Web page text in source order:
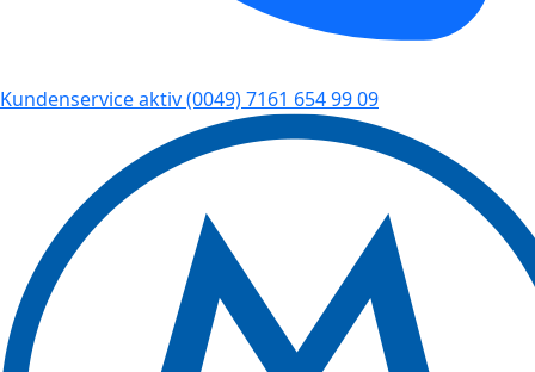
Kundenservice aktiv(0049) 7161 654 99 09